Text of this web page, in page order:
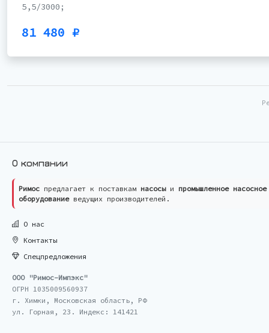
5,5/3000;
81 480 ₽
О компании
Римос предлагает к поставкам насосыи промышленное насосное
оборудованиеведущих производителей.
О нас
Контакты
Спецпредложения
ООО "Римос-Импэкс"
ОГРН 1035009560937
г. Химки, Московская область, РФ
ул. Горная, 23. Индекс: 141421